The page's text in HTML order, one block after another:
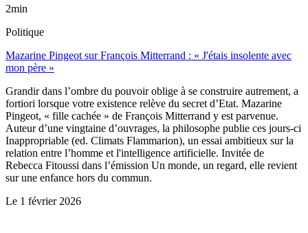
2min
Politique
Mazarine Pingeot sur François Mitterrand : « J'étais insolente avec
mon père »
Grandir dans l’ombre du pouvoir oblige à se construire autrement, a
fortiori lorsque votre existence relève du secret d’Etat. Mazarine
Pingeot, « fille cachée » de François Mitterrand y est parvenue.
Auteur d’une vingtaine d’ouvrages, la philosophe publie ces jours-ci
Inappropriable (ed. Climats Flammarion), un essai ambitieux sur la
relation entre l’homme et l'intelligence artificielle. Invitée de
Rebecca Fitoussi dans l’émission Un monde, un regard, elle revient
sur une enfance hors du commun.
Le 1 février 2026